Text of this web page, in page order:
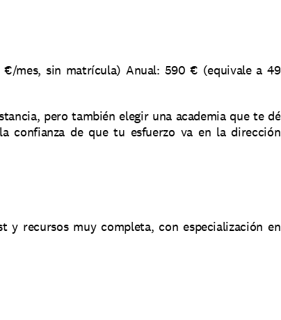
mes, sin matrícula) Anual: 590 € (equivale a 49
pero también elegir una academia que te dé
confianza de que tu esfuerzo va en la dirección
y recursos muy completa, con especialización en